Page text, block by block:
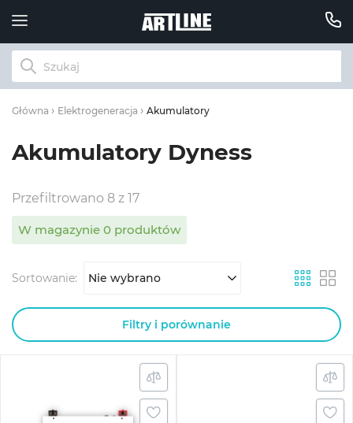
Główna Elektrogeneracja Akumulatory
Akumulatory Dyness
Przefiltrowano 8 z 17
W magazynie 0 produktów
Sortowanie: Nie wybrano
Filtry i porównanie